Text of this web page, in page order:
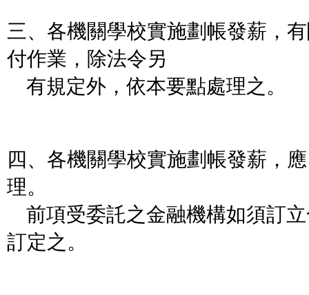
三、各機關學校實施劃帳發薪，
付作業，除法令另
有規定外，依本要點處理之。
四、各機關學校實施劃帳發薪，
理。
前項受委託之金融機構如須訂
訂定之。